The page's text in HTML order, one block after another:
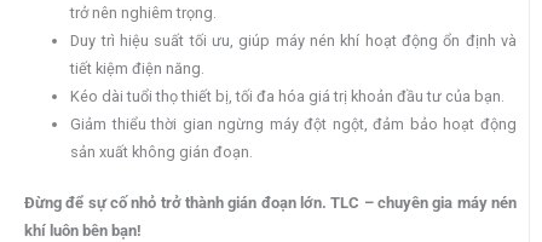
trở nên nghiêm trọng.
Duy trì hiệu suất tối ưu, giúp máy nén khí hoạt động ổn định và
tiết kiệm điện năng.
Kéo dài tuổi thọ thiết bị, tối đa hóa giá trị khoản đầu tư của bạn.
Giảm thiểu thời gian ngừng máy đột ngột, đảm bảo hoạt động
sản xuất không gián đoạn.
Đừng để sự cố nhỏ trở thành gián đoạn lớn. TLC – chuyên gia máy nén
khí luôn bên bạn!